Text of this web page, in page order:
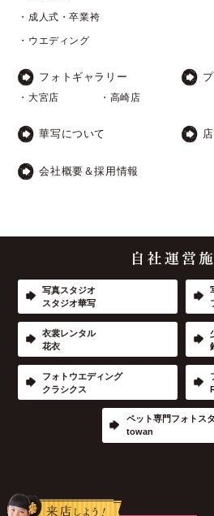
・成人式・卒業袴
・ウエディング
フォトギャラリー
・大宮店 ・高崎店
華写について
会社概要＆採用情報
写真スタジオ
スタジオ華写
衣裳レンタル
花衣
フォトウエディング
クラシクス
ペット専門フォトス
towan